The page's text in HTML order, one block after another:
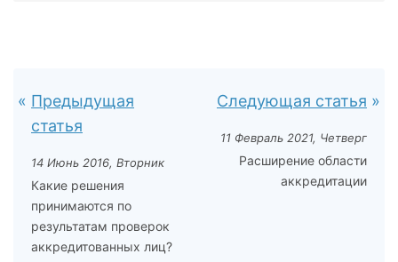
Предыдущая
статья
14 Июнь 2016, Вторник
Какие решения
принимаются по
результатам проверок
аккредитованных лиц?
Следующая статья
11 Февраль 2021, Четверг
Расширение области
аккредитации